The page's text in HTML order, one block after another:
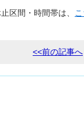
区間・時間帯は、
<<前の記事へ